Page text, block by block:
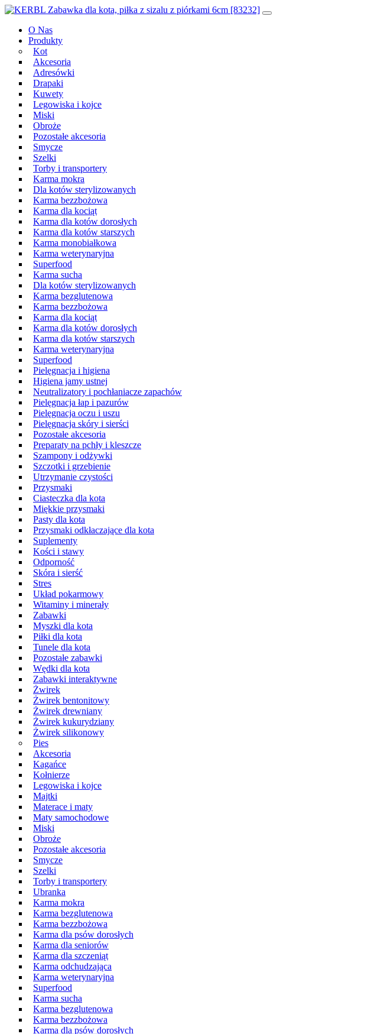
Przeskocz
treści
Main
Navigation
O Nas
Produkty
Kot
Akcesoria
Adresówki
Drapaki
Kuwety
Legowiska i kojce
Miski
Obroże
Pozostałe akcesoria
Smycze
Szelki
Torby i transportery
Karma mokra
Dla kotów sterylizowanych
Karma bezzbożowa
Karma dla kociąt
Karma dla kotów dorosłych
Karma dla kotów starszych
Karma monobiałkowa
Karma weterynaryjna
Superfood
Karma sucha
Dla kotów sterylizowanych
Karma bezglutenowa
Karma bezzbożowa
Karma dla kociąt
Karma dla kotów dorosłych
Karma dla kotów starszych
Karma weterynaryjna
Superfood
Pielęgnacja i higiena
Higiena jamy ustnej
Neutralizatory i pochłaniacze zapachów
Pielęgnacja łap i pazurów
Pielęgnacja oczu i uszu
Pielęgnacja skóry i sierści
Pozostałe akcesoria
Preparaty na pchły i kleszcze
Szampony i odżywki
Szczotki i grzebienie
Utrzymanie czystości
Przysmaki
Ciasteczka dla kota
Miękkie przysmaki
Pasty dla kota
Przysmaki odkłaczające dla kota
Suplementy
Kości i stawy
Odporność
Skóra i sierść
Stres
Układ pokarmowy
Witaminy i minerały
Zabawki
Myszki dla kota
Piłki dla kota
Tunele dla kota
Pozostałe zabawki
Wędki dla kota
Zabawki interaktywne
Żwirek
Żwirek bentonitowy
Żwirek drewniany
Żwirek kukurydziany
Żwirek silikonowy
Pies
Akcesoria
Kagańce
Kołnierze
Legowiska i kojce
Majtki
Materace i maty
Maty samochodowe
Miski
Obroże
Pozostałe akcesoria
Smycze
Szelki
Torby i transportery
Ubranka
Karma mokra
Karma bezglutenowa
Karma bezzbożowa
Karma dla psów dorosłych
Karma dla seniorów
Karma dla szczeniąt
Karma odchudzająca
Karma weterynaryjna
Superfood
Karma sucha
Karma bezglutenowa
Karma bezzbożowa
Karma dla psów dorosłych